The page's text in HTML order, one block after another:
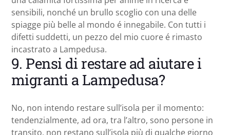
sensibili, nonché un brullo scoglio con una delle
spiagge più belle al mondo é innegabile. Con tutti i
difetti suddetti, un pezzo del mio cuore é rimasto
incastrato a Lampedusa.
9. Pensi di restare ad aiutare i
migranti a Lampedusa?
No, non intendo restare sull’isola per il momento:
tendenzialmente, ad ora, tra l’altro, sono persone in
transito, non restano sull’isola più di qualche giorno